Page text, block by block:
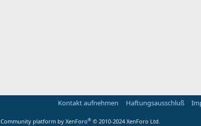
Kontakt aufnehmen Haftungsausschluß
Community platform by XenForo® © 2010-2024 XenForo Ltd.